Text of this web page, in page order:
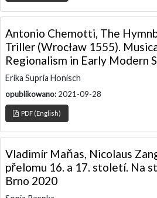
Antonio Chemotti, The
Triller (Wrocław 1555).
Regionalism in Early Modern
Erika Supria Honisch
opublikowano: 2021-09-28
PDF (English)
Vladimír Maňas, Nicolaus
přelomu 16. a 17. století. Na
Brno 2020